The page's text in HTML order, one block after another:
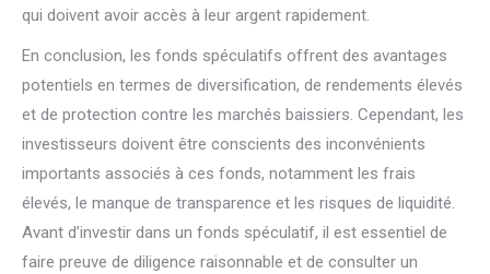
qui doivent avoir accès à leur argent rapidement.
En conclusion, les fonds spéculatifs offrent des avantages
potentiels en termes de diversification, de rendements élevés
et de protection contre les marchés baissiers. Cependant, les
investisseurs doivent être conscients des inconvénients
importants associés à ces fonds, notamment les frais
élevés, le manque de transparence et les risques de liquidité.
Avant d’investir dans un fonds spéculatif, il est essentiel de
faire preuve de diligence raisonnable et de consulter un